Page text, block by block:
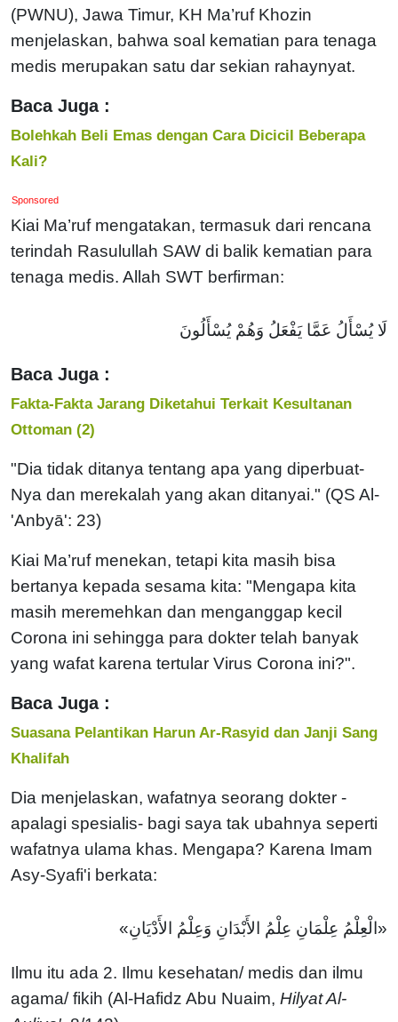
(PWNU), Jawa Timur, KH Ma’ruf Khozin
menjelaskan, bahwa soal kematian para tenaga
medis merupakan satu dar sekian rahaynyat.
Baca Juga :
Bolehkah Beli Emas dengan Cara Dicicil Beberapa
Kali?
Sponsored
Kiai Ma’ruf mengatakan, termasuk dari rencana
terindah Rasulullah SAW di balik kematian para
tenaga medis. Allah SWT berfirman:
لَا يُسْأَلُ عَمَّا يَفْعَلُ وَهُمْ يُسْأَلُونَ
Baca Juga :
Fakta-Fakta Jarang Diketahui Terkait Kesultanan
Ottoman (2)
"Dia tidak ditanya tentang apa yang diperbuat-
Nya dan merekalah yang akan ditanyai." (QS Al-
'Anbyā': 23)
Kiai Ma’ruf menekan, tetapi kita masih bisa
bertanya kepada sesama kita: "Mengapa kita
masih meremehkan dan menganggap kecil
Corona ini sehingga para dokter telah banyak
yang wafat karena tertular Virus Corona ini?".
Baca Juga :
Suasana Pelantikan Harun Ar-Rasyid dan Janji Sang
Khalifah
Dia menjelaskan, wafatnya seorang dokter -
apalagi spesialis- bagi saya tak ubahnya seperti
wafatnya ulama khas. Mengapa? Karena Imam
Asy-Syafi'i berkata:
«اﻟْﻌِﻠْﻢُ ﻋِﻠْﻤَﺎﻥِ ﻋِﻠْﻢُ اﻷَﺑْﺪَاﻥِ ﻭَﻋِﻠْﻢُ اﻷَﺩْﻳَﺎﻥِ»
Ilmu itu ada 2. Ilmu kesehatan/ medis dan ilmu
agama/ fikih (Al-Hafidz Abu Nuaim, Hilyat Al-